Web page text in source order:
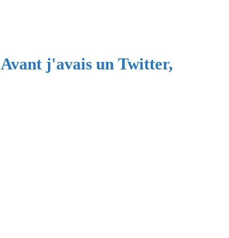
j'avais un Twitter,